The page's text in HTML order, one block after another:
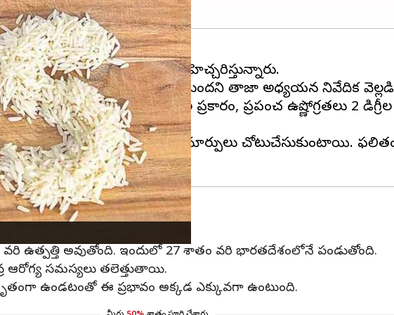
2050 నాటికి మరింత తీవ్రమవుతుందని తాజా అధ్యయన నివేదిక
అధ్యయనంలో పేర్కొన్న వివరాల ప్రకారం, ప్రపంచ ఉష్ణోగ్రతలు 2
మొక్కల జీవన విధానంలో మార్పులు చోటుచేసుకుంటాయి. ఫలితంగా
వరి ఉత్పత్తి అవుతోంది. ఇందులో 27 శాతం వరి భారతదేశంలోనే పండుతోంది.
ఆరోగ్య సమస్యలు తలెత్తుతాయి.
ఉండటంతో ఈ ప్రభావం అక్కడ ఎక్కువగా ఉంటుంది.